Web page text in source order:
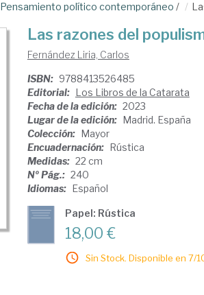
Pensamiento político contemporáneo /
Las razones del
Fernández Liria, Carlos
ISBN: 9788413526485
Editorial: Los Libros de la Catarata
Fecha de la edición: 2023
Lugar de la edición: Madrid. España
Colección: Mayor
Encuadernación: Rústica
Medidas: 22 cm
Nº Pág.: 240
Idiomas: Español
Papel: Rústica
18,00 €
Sin Stock. Disponible en 7/